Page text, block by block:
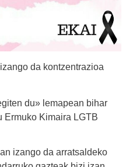
da kontzentrazioa
du» lemapean bihar
Ermuko Kimaira LGTB
izango da arratsaldeko